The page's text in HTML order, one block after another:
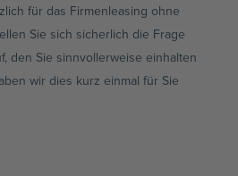
für das Firmenleasing ohne
Sie sich sicherlich die Frage
den Sie sinnvollerweise einhalten
wir dies kurz einmal für Sie